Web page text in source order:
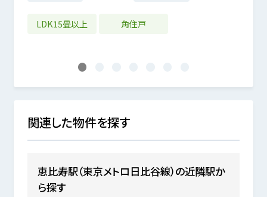
LDK15畳以上 角住戸
1
関連した物件を探す
恵比寿駅（東京メトロ日比谷線）の近隣駅か
ら探す